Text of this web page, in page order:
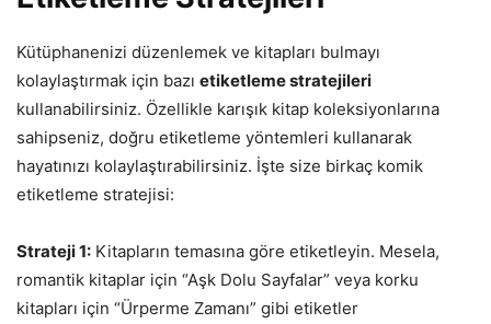
Kütüphanenizi düzenlemek ve kitapları bulmayı
kolaylaştırmak için bazı etiketleme stratejileri
kullanabilirsiniz. Özellikle karışık kitap koleksiyonlarına
sahipseniz, doğru etiketleme yöntemleri kullanarak
hayatınızı kolaylaştırabilirsiniz. İşte size birkaç komik
etiketleme stratejisi:
Strateji 1: Kitapların temasına göre etiketleyin. Mesela,
romantik kitaplar için “Aşk Dolu Sayfalar” veya korku
kitapları için “Ürperme Zamanı” gibi etiketler